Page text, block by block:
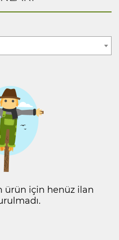
ürün için henüz ilan